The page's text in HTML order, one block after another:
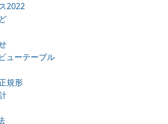
2022
ューテーブル
規形